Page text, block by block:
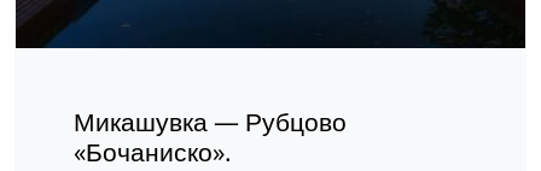
Микашувка — Рубцово
«Бочаниско».